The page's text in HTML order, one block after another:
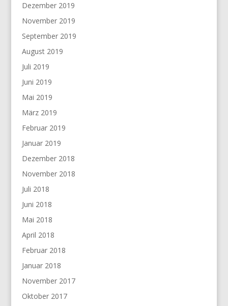
Dezember 2019
November 2019
September 2019
August 2019
Juli 2019
Juni 2019
Mai 2019
März 2019
Februar 2019
Januar 2019
Dezember 2018
November 2018
Juli 2018
Juni 2018
Mai 2018
April 2018
Februar 2018
Januar 2018
November 2017
Oktober 2017